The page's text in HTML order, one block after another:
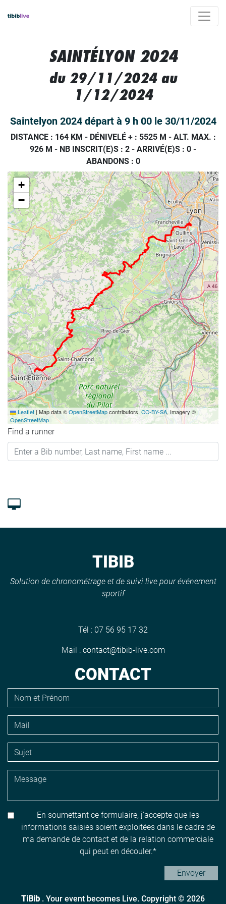
SAINTÉLYON 2024
du 29/11/2024 au
1/12/2024
Saintelyon 2024 départ à 9 h 00 le 30/11/2024
DISTANCE : 164 KM - DÉNIVELÉ + : 5525 M - ALT. MAX. :
926 M - NB INSCRIT(E)S : 2 - ARRIVÉ(E)S : 0 -
ABANDONS : 0
+
−
Leaflet | Map data ©OpenStreetMapcontributors, CC-BY-SA, Imagery ©
OpenStreetMap
Find a runner
TIBIB
Solution de chronométrage et de suivi live pour événement
sportif
Tél : 07 56 95 17 32
Mail : contact@tibib-live.com
CONTACT
En soumettant ce formulaire, j'accepte que les
informations saisies soient exploitées dans le cadre de
ma demande de contact et de la relation commerciale
qui peut en découler.
Envoyer
TiBib . Your event becomes Live. Copyright © 2026